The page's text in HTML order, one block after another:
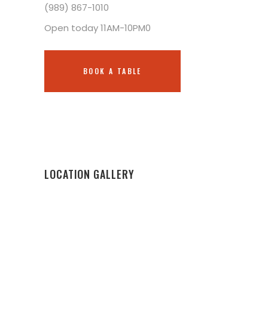
(989) 867-1010
Open today 11AM-10PM0
BOOK A TABLE
LOCATION GALLERY